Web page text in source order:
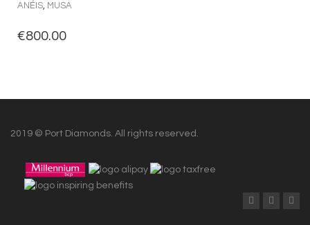
ANÉIS, MUSA
€800.00
2019 © Port Diamonds. All rights reserved.